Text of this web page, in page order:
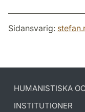
Sidansvarig:
HUMANISTISKA
INSTITUTIONER